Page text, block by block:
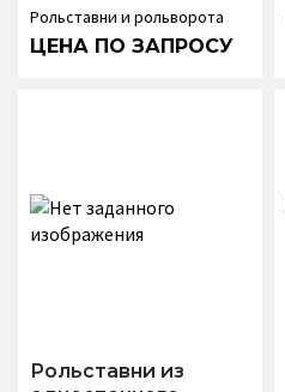
Рольставни и рольворота
Рольставни из